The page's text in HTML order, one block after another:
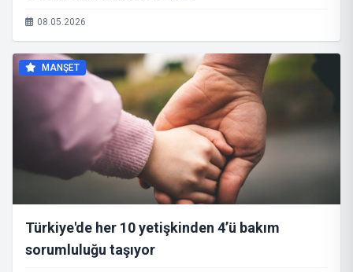
08.05.2026
MANŞET
Türkiye'de her 10 yetişkinden 4’ü bakım
sorumluluğu taşıyor